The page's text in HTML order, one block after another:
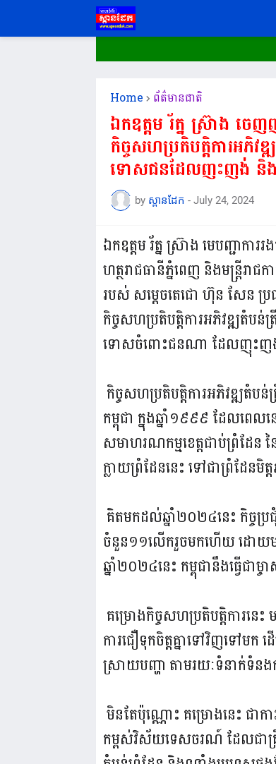
Home ព័ត៌មានជាតិ
ឯកឧត្តម រ័ត្ន ស្រ៊ាង ច
កិច្ចសហប្រតិបត្តិការអភិ
ទោសជនដែលញុះញង់ និងបំ
by ស្ពានដែក - July 24, 2024
ឯកឧត្តម រ័ត្ន ស្រ៊ាង មេបញ្ជាការ
ហត្ថរាជធានីភ្នំពេញ និងមន្ត្រី
របស់ សម្តេចតេជោ ហ៊ុន សែន ប្រធ
កិច្ចសហប្រតិបត្តិការអភិវឌ្ឍតំ
ទោសចំពោះជនណា ដែលញុះញង់ និង
កិច្ចសហប្រតិបត្តិការអភិវឌ្ឍតំប
កម្ពុជា ក្នុងឆ្នាំ១៩៩៩ ដែលពេ
សមាហរណកម្មខេត្តជាប់ព្រំដែន
ក្លាយព្រំដែននេះ ទៅជាព្រំដែនមិ
គិតមកដល់ឆ្នាំ២០២៤នេះ កិច្ចប្
ចំនួន១១លើករួចមកហើយ ដោយមាន
ឆ្នាំ២០២៤នេះ កម្ពុជានឹងធ្វើជា
គម្រោងកិច្ចសហប្រតិបត្តិការនេ
ការជឿទុកចិត្តគ្នាទៅវិញទៅមក
ស្រាយបញ្ហា តាមរយៈទំនាក់ទំនង
មិនតែប៉ុណ្ណោះ គម្រោងនេះ ជាកា
កម្ពស់វិស័យទេសចរណ៍ ដែលជាគ្រឹះ